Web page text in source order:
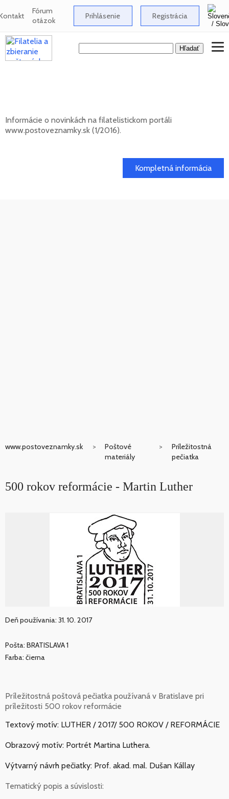
Fórum
otázok Prihlásenie Registrácia
Informácie o novinkách na filatelistickom portáli
www.postoveznamky.sk (1/2016).
Kompletná informácia
www.postoveznamky.sk
Poštové
materiály
Príležitostná
pečiatka
500 rokov reformácie - Martin Luther
Deň používania: 31. 10. 2017
Pošta: BRATISLAVA 1
Farba: čierna
Príležitostná poštová pečiatka používaná v Bratislave pri
príležitosti 500 rokov reformácie
Textový motív: LUTHER / 2017/ 500 ROKOV / REFORMÁCIE
Obrazový motív: Portrét Martina Luthera.
Výtvarný návrh pečiatky: Prof. akad. mal. Dušan Kállay
Tematický popis a súvislosti: